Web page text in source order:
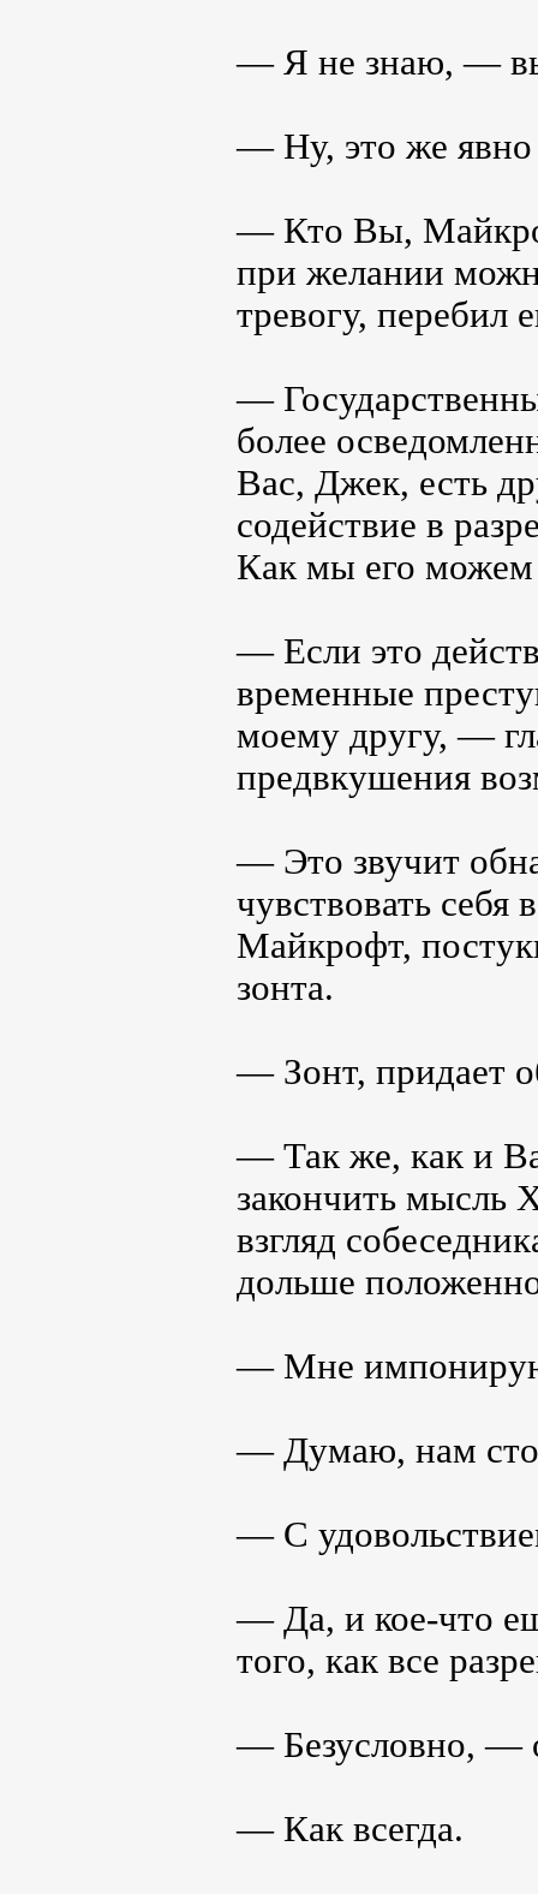
— Я не знаю, —
— Ну, это же явно
— Кто Вы,
при желании
тревогу, перебил
—
более
Вас, Джек, есть
содействие в
Как мы его можем
— Если это
временные
моему другу, —
предвкушения
— Это звучит
чувствовать себя
Майкрофт,
зонта.
— Зонт, придает
— Так же, как и
закончить мысль
взгляд
дольше
— Мне
— Думаю, нам
— С
— Да, и кое-что
того, как все
— Безусловно, —
— Как всегда.